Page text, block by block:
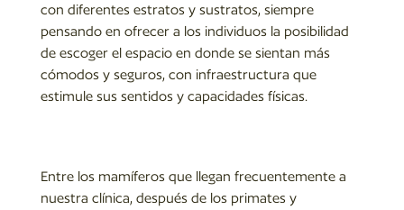
con diferentes estratos y sustratos, siempre
pensando en ofrecer a los individuos la posibilidad
de escoger el espacio en donde se sientan más
cómodos y seguros, con infraestructura que
estimule sus sentidos y capacidades físicas.
Entre los mamíferos que llegan frecuentemente a
nuestra clínica, después de los primates y